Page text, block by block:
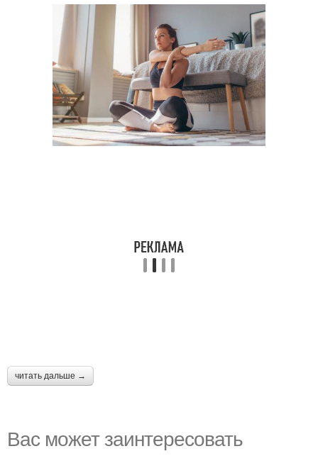
читать дальше →
Вас может заинтересовать